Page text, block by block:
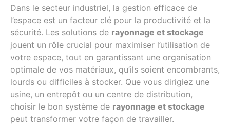
Dans le secteur industriel, la gestion efficace de
l’espace est un facteur clé pour la productivité et la
sécurité. Les solutions de rayonnage et stockage
jouent un rôle crucial pour maximiser l’utilisation de
votre espace, tout en garantissant une organisation
optimale de vos matériaux, qu’ils soient encombrants,
lourds ou difficiles à stocker. Que vous dirigiez une
usine, un entrepôt ou un centre de distribution,
choisir le bon système de rayonnage et stockage
peut transformer votre façon de travailler.